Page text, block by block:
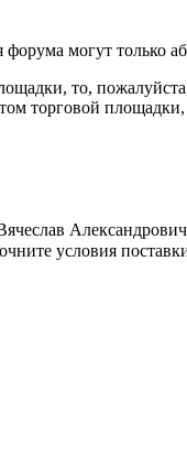
могут только
то,
торговой площадки,
условия